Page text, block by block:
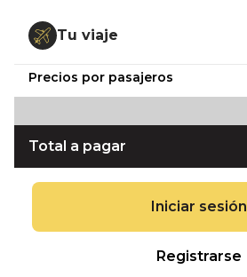
Tu viaje
Precios por pasajeros
Total a pagar
Iniciar sesión
Registrarse